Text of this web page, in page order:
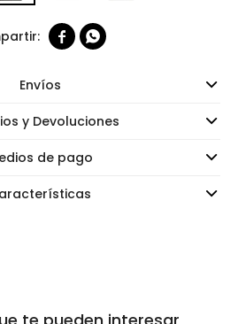
 
Envíos
y Devoluciones
de pago